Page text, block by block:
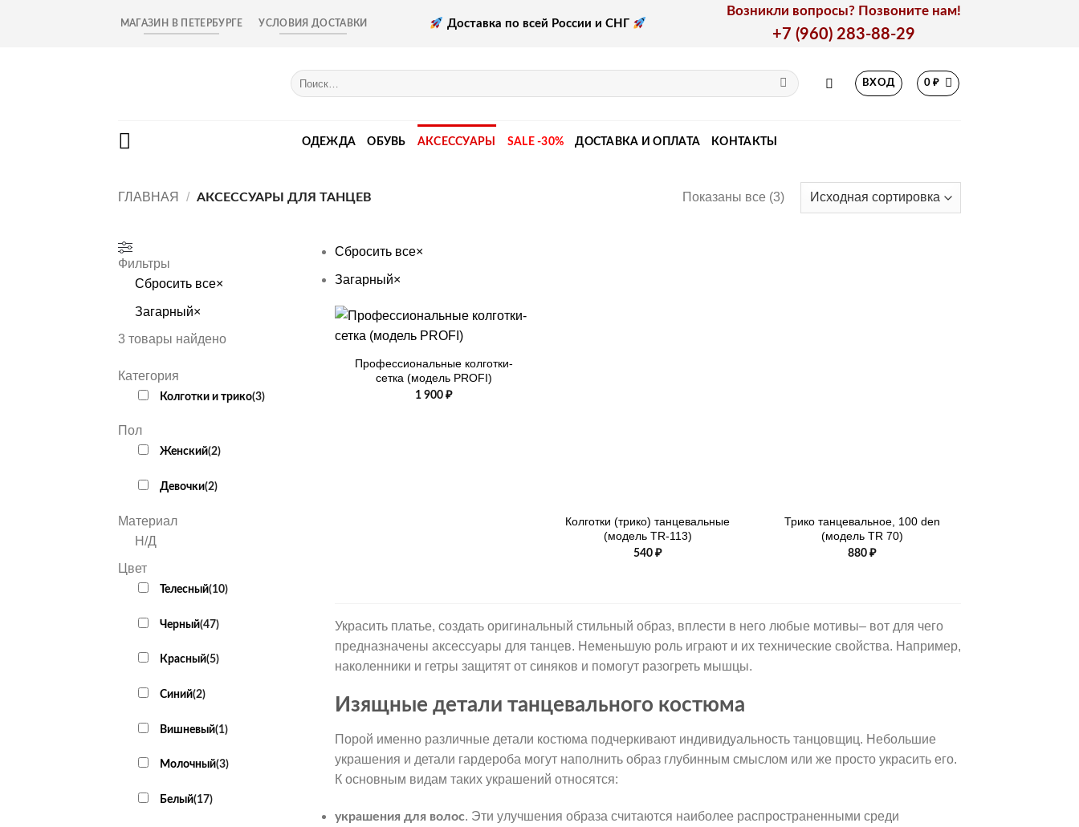
МАГАЗИН В ПЕТЕРБУРГЕ УСЛОВИЯ ДОСТАВКИ Доставка по всей России и СНГ
Возникли вопросы? Позвоните нам!
+7 (960) 283-88-29
Искать:
ВХОД 0₽
ОДЕЖДА ОБУВЬ АКСЕССУАРЫ SALE -30% ДОСТАВКА И ОПЛАТА КОНТАКТЫ
ГЛАВНАЯ / АКСЕССУАРЫ ДЛЯ ТАНЦЕВ Показаны все (3)
Фильтры
Сбросить все×
Загарный×
3 товары найдено
Категория
Колготки и трико(3)
Пол
Женский(2)
Девочки(2)
Материал
Н/Д
Цвет
Телесный(10)
Черный(47)
Красный(5)
Cиний(2)
Вишневый(1)
Молочный(3)
Белый(17)
Сбросить все×
Загарный×
Профессиональные колготки-
сетка (модель PROFI)
1 900₽
Колготки (трико) танцевальные
(модель TR-113)
540₽
Трико танцевальное, 100 den
(модель TR 70)
880₽
Украсить платье, создать оригинальный стильный образ, вплести в него любые мотивы– вот для чего
предназначены аксессуары для танцев. Неменьшую роль играют и их технические свойства. Например,
наколенники и гетры защитят от синяков и помогут разогреть мышцы.
Изящные детали танцевального костюма
Порой именно различные детали костюма подчеркивают индивидуальность танцовщиц. Небольшие
украшения и детали гардероба могут наполнить образ глубинным смыслом или же просто украсить его.
К основным видам таких украшений относятся:
украшения для волос. Эти улучшения образа считаются наиболее распространенными среди